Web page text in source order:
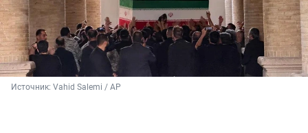
Источник: Vahid Salemi / AP